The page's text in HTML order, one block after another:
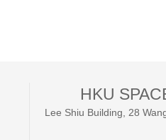
HKU
Lee Shiu Building, 28